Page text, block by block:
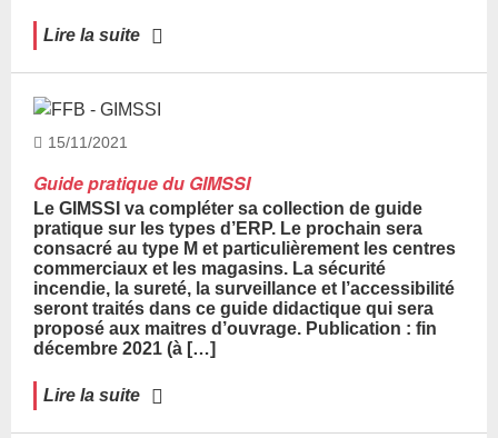
Lire la suite
15/11/2021
Guide pratique du GIMSSI
Le GIMSSI va compléter sa collection de guide
pratique sur les types d’ERP. Le prochain sera
consacré au type M et particulièrement les centres
commerciaux et les magasins. La sécurité
incendie, la sureté, la surveillance et l’accessibilité
seront traités dans ce guide didactique qui sera
proposé aux maitres d’ouvrage. Publication : fin
décembre 2021 (à […]
Lire la suite